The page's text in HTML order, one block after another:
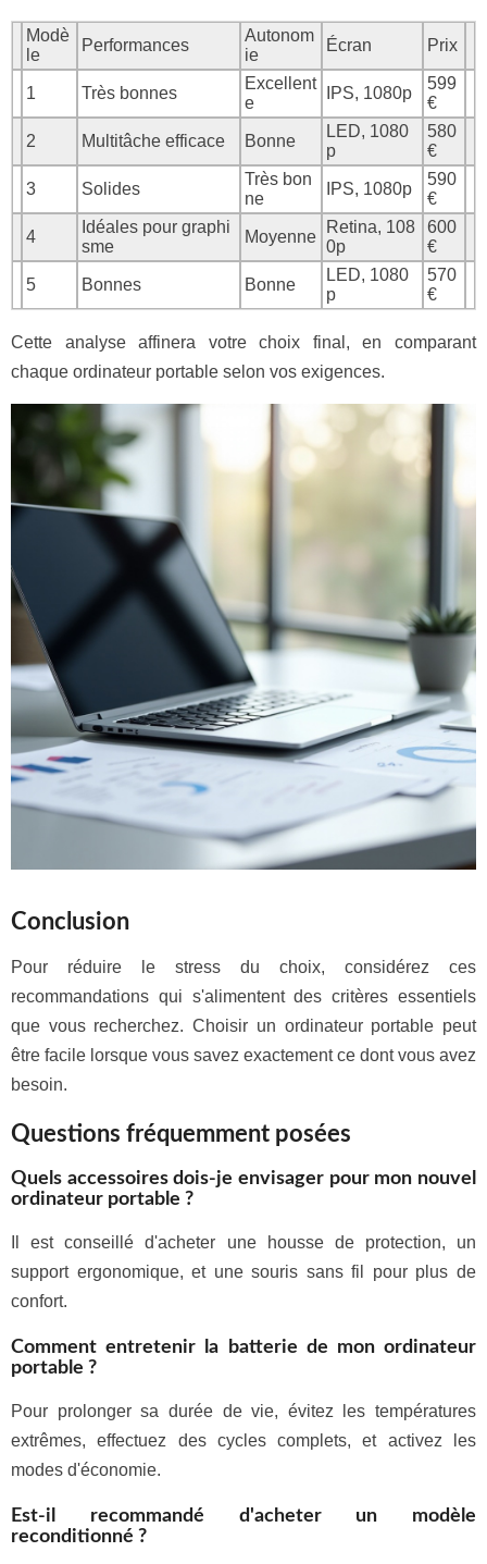
Modè
le
Performances
Autonom
ie
Écran Prix
1 Très bonnes
Excellent
e
IPS, 1080p
599
€
2 Multitâche efficace Bonne
LED, 1080
p
580
€
3 Solides
Très bon
ne
IPS, 1080p
590
€
4
Idéales pour graphi
sme
Moyenne
Retina, 108
0p
600
€
5 Bonnes Bonne
LED, 1080
p
570
€
Cette analyse affinera votre choix final, en comparant
chaque ordinateur portable selon vos exigences.
Conclusion
Pour réduire le stress du choix, considérez ces
recommandations qui s'alimentent des critères essentiels
que vous recherchez. Choisir un ordinateur portable peut
être facile lorsque vous savez exactement ce dont vous avez
besoin.
Questions fréquemment posées
Quels accessoires dois-je envisager pour mon nouvel
ordinateur portable ?
Il est conseillé d'acheter une housse de protection, un
support ergonomique, et une souris sans fil pour plus de
confort.
Comment entretenir la batterie de mon ordinateur
portable ?
Pour prolonger sa durée de vie, évitez les températures
extrêmes, effectuez des cycles complets, et activez les
modes d'économie.
Est-il recommandé d'acheter un modèle
reconditionné ?